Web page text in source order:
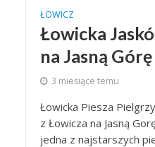
ŁOWICZ
Łowicka
na Jasną Górę
3 miesiące temu
Łowicka Piesza
z Łowicza na Jasną
jedna z najstarszych